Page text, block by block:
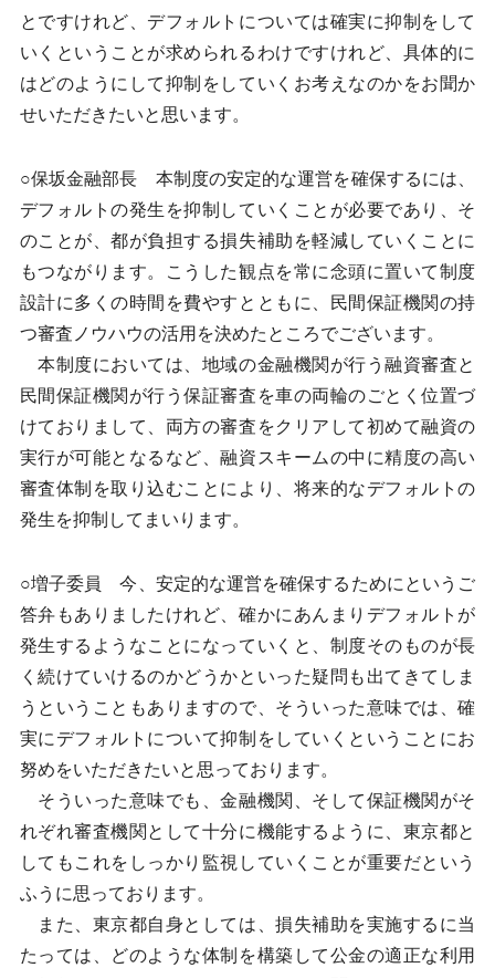
とですけれど、デフォルトについては確実に抑制をして
いくということが求められるわけですけれど、具体的に
はどのようにして抑制をしていくお考えなのかをお聞か
せいただきたいと思います。
○保坂金融部長 本制度の安定的な運営を確保するには、
デフォルトの発生を抑制していくことが必要であり、そ
のことが、都が負担する損失補助を軽減していくことに
もつながります。こうした観点を常に念頭に置いて制度
設計に多くの時間を費やすとともに、民間保証機関の持
つ審査ノウハウの活用を決めたところでございます。
本制度においては、地域の金融機関が行う融資審査と
民間保証機関が行う保証審査を車の両輪のごとく位置づ
けておりまして、両方の審査をクリアして初めて融資の
実行が可能となるなど、融資スキームの中に精度の高い
審査体制を取り込むことにより、将来的なデフォルトの
発生を抑制してまいります。
○増子委員 今、安定的な運営を確保するためにというご
答弁もありましたけれど、確かにあんまりデフォルトが
発生するようなことになっていくと、制度そのものが長
く続けていけるのかどうかといった疑問も出てきてしま
うということもありますので、そういった意味では、確
実にデフォルトについて抑制をしていくということにお
努めをいただきたいと思っております。
そういった意味でも、金融機関、そして保証機関がそ
れぞれ審査機関として十分に機能するように、東京都と
してもこれをしっかり監視していくことが重要だという
ふうに思っております。
また、東京都自身としては、損失補助を実施するに当
たっては、どのような体制を構築して公金の適正な利用